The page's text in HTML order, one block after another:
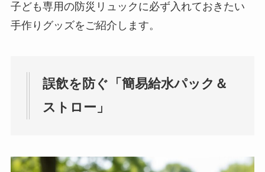
子ども専用の防災リュックに必ず入れておきたい
手作りグッズをご紹介します。
誤飲を防ぐ「簡易給水パック＆
ストロー」